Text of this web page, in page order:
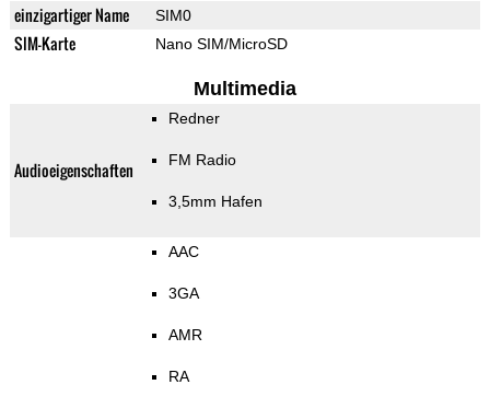
einzigartiger Name SIM0
SIM-Karte Nano SIM/MicroSD
Multimedia
Audioeigenschaften
Redner
FM Radio
3,5mm Hafen
AAC
3GA
AMR
RA